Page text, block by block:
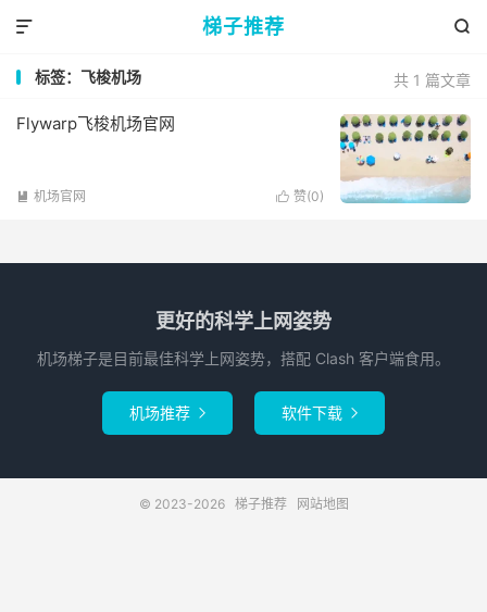
梯子推荐 

共 1 篇文章
标签：飞梭机场
Flywarp飞梭机场官网
 赞(0)
 机场官网
更好的科学上网姿势
机场梯子是目前最佳科学上网姿势，搭配 Clash 客户端食用。
机场推荐  软件下载 
© 2023-2026 梯子推荐 网站地图